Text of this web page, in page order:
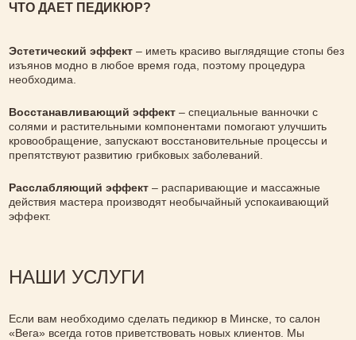
ЧТО ДАЕТ ПЕДИКЮР?
Эстетический эффект – иметь красиво выглядящие стопы без
изъянов модно в любое время года, поэтому процедура
необходима.
Восстанавливающий эффект – специальные ванночки с
солями и растительными компонентами помогают улучшить
кровообращение, запускают восстановительные процессы и
препятствуют развитию грибковых заболеваний.
Расслабляющий эффект – распаривающие и массажные
действия мастера производят необычайный успокаивающий
эффект.
НАШИ УСЛУГИ
Если вам необходимо сделать педикюр в Минске, то салон
«Вега» всегда готов приветствовать новых клиентов. Мы